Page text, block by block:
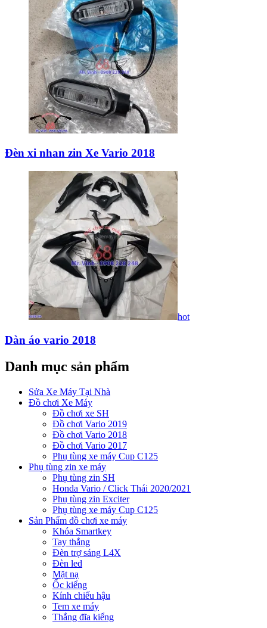
Đèn xi nhan zin Xe Vario 2018
hot
Dàn áo vario 2018
Danh mục sản phẩm
Sửa Xe Máy Tại Nhà
Đồ chơi Xe Máy
Đồ chơi xe SH
Đồ chơi Vario 2019
Đồ chơi Vario 2018
Đồ chơi Vario 2017
Phụ tùng xe máy Cup C125
Phụ tùng zin xe máy
Phụ tùng zin SH
Honda Vario / Click Thái 2020/2021
Phụ tùng zin Exciter
Phụ tùng xe máy Cup C125
Sản Phẩm đồ chơi xe máy
Khóa Smartkey
Tay thắng
Đèn trợ sáng L4X
Đèn led
Mặt nạ
Ốc kiểng
Kính chiếu hậu
Tem xe máy
Thắng đĩa kiểng